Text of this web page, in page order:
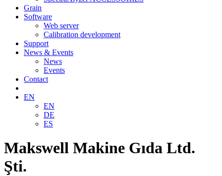
Grain
Software
Web server
Calibration development
Support
News & Events
News
Events
Contact
EN
EN
DE
ES
Makswell Makine Gıda Ltd.
Şti.